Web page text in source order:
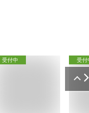
受付中 受付